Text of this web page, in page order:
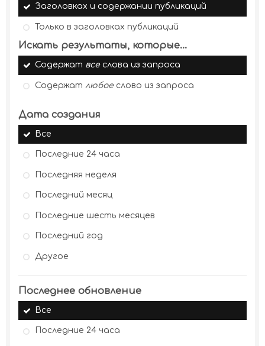
Заголовках и содержании публикаций
Только в заголовках публикаций
Искать результаты, которые...
Содержат всеслова из запроса
Содержат любоеслово из запроса
Дата создания
Все
Последние 24 часа
Последняя неделя
Последний месяц
Последние шесть месяцев
Последний год
Другое
Последнее обновление
Все
Последние 24 часа